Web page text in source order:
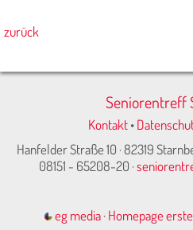
zurück
Seniorentreff
Kontakt•
Hanfelder Straße 10 · 82319
08151 - 65208-20 ·
eg media·Homepage